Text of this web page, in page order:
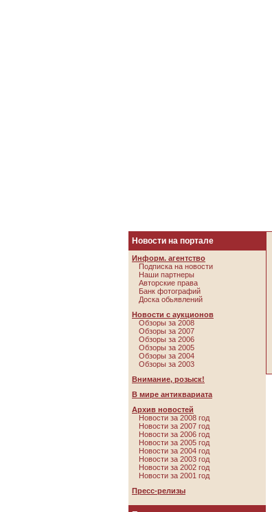
Новости на портале
Информ. агентство
Подписка на новости
Наши партнеры
Авторские права
Банк фотографий
Доска обьявлений
Новости с аукционов
Обзоры за 2008
Обзоры за 2007
Обзоры за 2006
Обзоры за 2005
Обзоры за 2004
Обзоры за 2003
Внимание, розыск!
В мире антиквариата
Архив новостей
Новости за 2008 год
Новости за 2007 год
Новости за 2006 год
Новости за 2005 год
Новости за 2004 год
Новости за 2003 год
Новости за 2002 год
Новости за 2001 год
Пресс-релизы